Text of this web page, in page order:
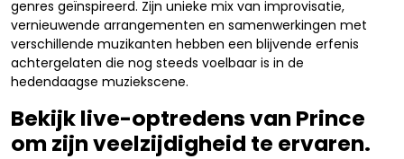
genres geïnspireerd. Zijn unieke mix van improvisatie,
vernieuwende arrangementen en samenwerkingen met
verschillende muzikanten hebben een blijvende erfenis
achtergelaten die nog steeds voelbaar is in de
hedendaagse muziekscene.
Bekijk live-optredens van Prince
om zijn veelzijdigheid te ervaren.